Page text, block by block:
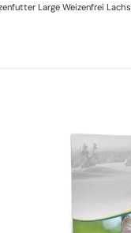
Large Weizenfrei Lachs